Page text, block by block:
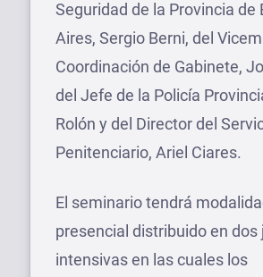
Seguridad de la Provincia de
Aires, Sergio Berni, del
Coordinación de Gabinete,
del Jefe de la Policía
Rolón y del Director del
Penitenciario, Ariel Ciares.
El seminario tendrá
presencial distribuido en dos
intensivas en las cuales los